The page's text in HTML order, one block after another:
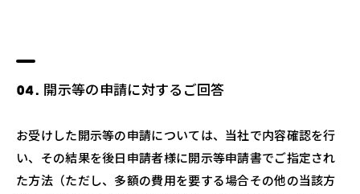
開示等の申請に対するご回答
お受けした開示等の申請については、当社で内容確認を行
い、その結果を後日申請者様に開示等申請書でご指定され
た方法（ただし、多額の費用を要する場合その他の当該方